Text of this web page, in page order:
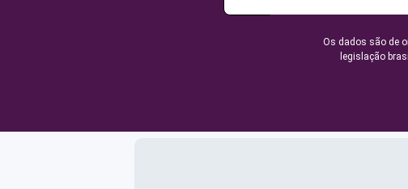
Os dados são de
legislação